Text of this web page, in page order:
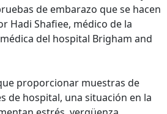
de embarazo que se hacen
Hadi Shafiee, médico de la
del hospital Brigham and
proporcionar muestras de
de hospital, una situación en la